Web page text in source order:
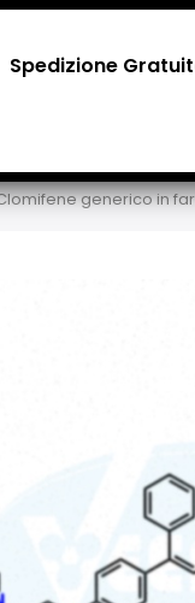
generico in
Spedizione